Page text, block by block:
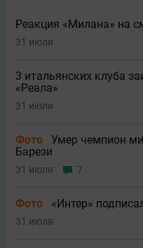
Реакция «Милана» на
31 июля
3 итальянских клуба
«Реала»
31 июля
Фото
Умер чемпион
Барези
31 июля 7
Фото «Интер»
31 июля